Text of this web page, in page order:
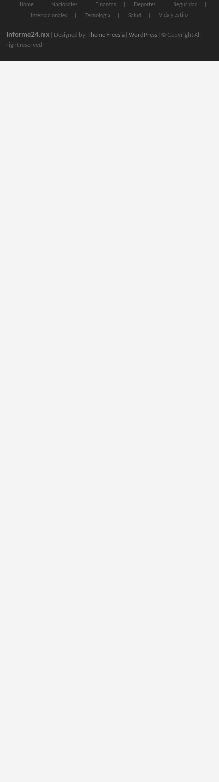
Home Nacionales Finanzas Deportes
Seguridad
Internacionales
Tecnologia Salud Vida y estilo
Informe24.mx | Designed by:Theme Freesia |WordPress | © Copyright All
right reserved